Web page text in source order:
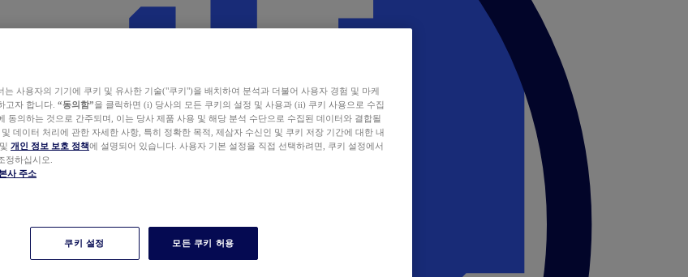
는 사용자의 기기에 쿠키 및 유사한 기술("쿠키")을 배치하여 분석과 더불어 사용자 경험 및 마케
고자 합니다. “동의함”을 클릭하면 (i) 당사의 모든 쿠키의 설정 및 사용과 (ii) 쿠키 사용으로 수집
동의하는 것으로 간주되며, 이는 당사 제품 사용 및 해당 분석 수단으로 수집된 데이터와 결합될
데이터 처리에 관한 자세한 사항, 특히 정확한 목적, 제삼자 수신인 및 쿠키 저장 기간에 대한 내
및 개인 정보 보호 정책에 설명되어 있습니다. 사용자 기본 설정을 직접 선택하려면, 쿠키 설정에서
정하십시오.
사 주소
쿠키 설정 모든 쿠키 허용